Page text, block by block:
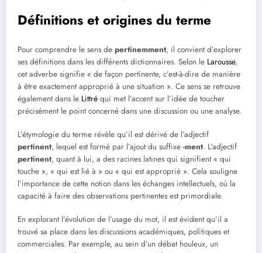
Définitions et origines du terme
Pour comprendre le sens de pertinemment, il convient d’explorer
ses définitions dans les différents dictionnaires. Selon le Larousse,
cet adverbe signifie « de façon pertinente, c’est-à-dire de manière
à être exactement approprié à une situation ». Ce sens se retrouve
également dans le Littré qui met l’accent sur l’idée de toucher
précisément le point concerné dans une discussion ou une analyse.
L’étymologie du terme révèle qu’il est dérivé de l’adjectif
pertinent, lequel est formé par l’ajout du suffixe -ment. L’adjectif
pertinent, quant à lui, a des racines latines qui signifient « qui
touche », « qui est lié à » ou « qui est approprié ». Cela souligne
l’importance de cette notion dans les échanges intellectuels, où la
capacité à faire des observations pertinentes est primordiale.
En explorant l’évolution de l’usage du mot, il est évident qu’il a
trouvé sa place dans les discussions académiques, politiques et
commerciales. Par exemple, au sein d’un débat houleux, un